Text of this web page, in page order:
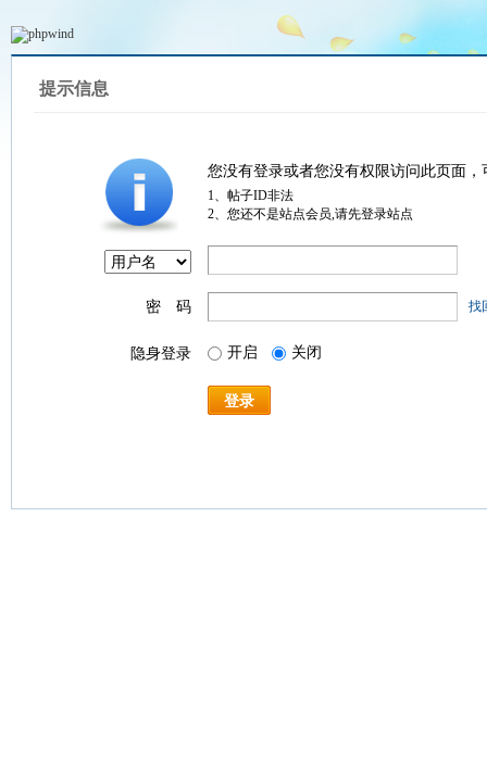
提示信息
您没有登录或者您没有权限访问此页面
1、帖子ID非法
2、您还不是站点会员,请先登录站点
密 码 找
隐身登录 开启 关闭
登录